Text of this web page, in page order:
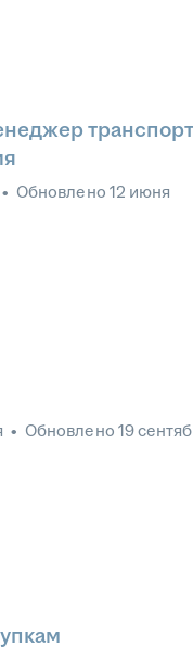
• Обновлено 12 июня
• Обновлено 19